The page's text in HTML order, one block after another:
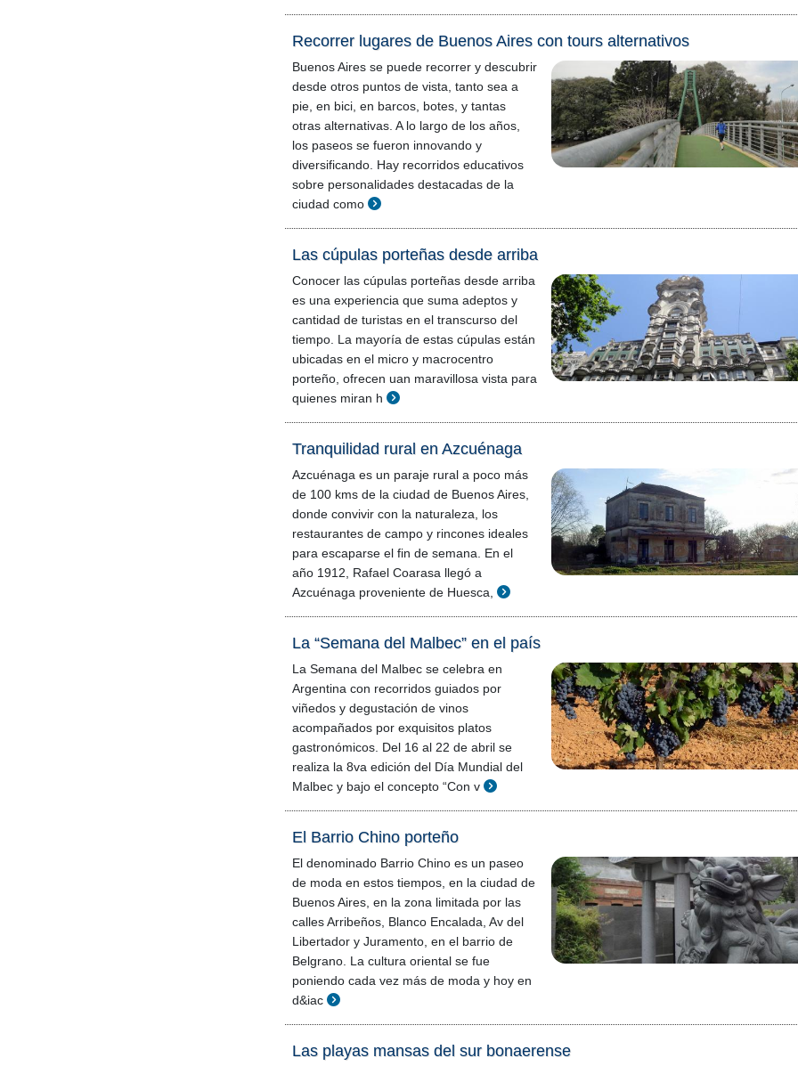
Recorrer lugares de Buenos Aires con tours alternativos
Buenos Aires se puede recorrer y descubrir
desde otros puntos de vista, tanto sea a
pie, en bici, en barcos, botes, y tantas
otras alternativas. A lo largo de los años,
los paseos se fueron innovando y
diversificando. Hay recorridos educativos
sobre personalidades destacadas de la
ciudad como
Las cúpulas porteñas desde arriba
Conocer las cúpulas porteñas desde arriba
es una experiencia que suma adeptos y
cantidad de turistas en el transcurso del
tiempo. La mayoría de estas cúpulas están
ubicadas en el micro y macrocentro
porteño, ofrecen uan maravillosa vista para
quienes miran h
Tranquilidad rural en Azcuénaga
Azcuénaga es un paraje rural a poco más
de 100 kms de la ciudad de Buenos Aires,
donde convivir con la naturaleza, los
restaurantes de campo y rincones ideales
para escaparse el fin de semana. En el
año 1912, Rafael Coarasa llegó a
Azcuénaga proveniente de Huesca,
La “Semana del Malbec” en el país
La Semana del Malbec se celebra en
Argentina con recorridos guiados por
viñedos y degustación de vinos
acompañados por exquisitos platos
gastronómicos. Del 16 al 22 de abril se
realiza la 8va edición del Día Mundial del
Malbec y bajo el concepto “Con v
El Barrio Chino porteño
El denominado Barrio Chino es un paseo
de moda en estos tiempos, en la ciudad de
Buenos Aires, en la zona limitada por las
calles Arribeños, Blanco Encalada, Av del
Libertador y Juramento, en el barrio de
Belgrano. La cultura oriental se fue
poniendo cada vez más de moda y hoy en
d&iac
Las playas mansas del sur bonaerense